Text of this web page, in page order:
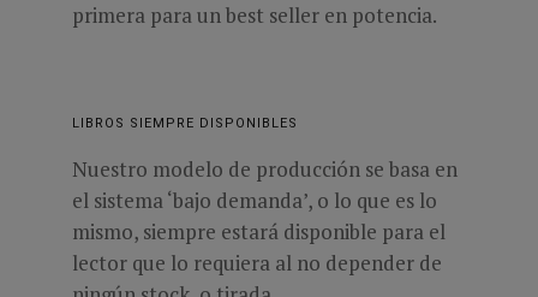
primera para un best seller en potencia.
LIBROS SIEMPRE DISPONIBLES
Nuestro modelo de producción se basa en
el sistema ‘bajo demanda’, o lo que es lo
mismo, siempre estará disponible para el
lector que lo requiera al no depender de